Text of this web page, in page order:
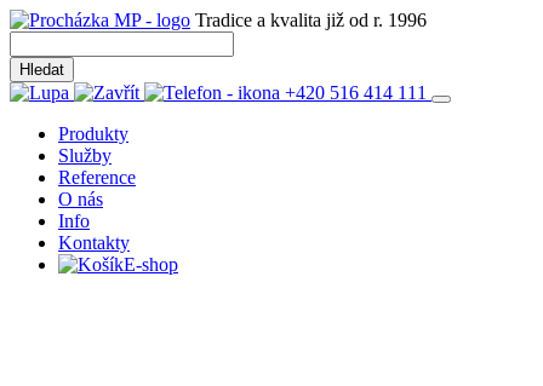
Tradice a kvalita již od r. 1996
+420 516 414 111
Produkty
Služby
Reference
O nás
Info
Kontakty
E-shop